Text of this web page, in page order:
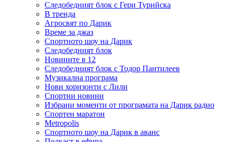
Следобедният блок с Гери Турийска
В тренда
Агросвят по Дарик
Време за джаз
Спортното шоу на Дарик
Следобедният блок
Новините в 12
Следобедният блок с Тодор Пантилеев
Музикална програма
Нови хоризонти с Лили
Спортни новини
Избрани моменти от програмата на Дарик радио
Спортен маратон
Metropolis
Спортното шоу на Дарик в аванс